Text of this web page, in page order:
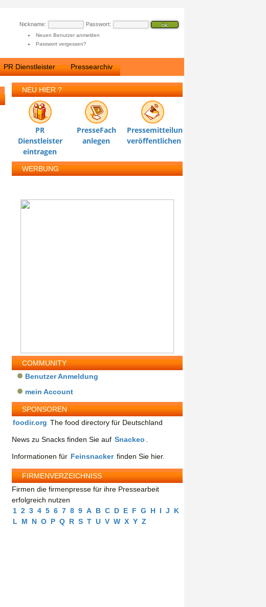
Nickname: Passwort:
Neuen Benutzer anmelden
Passwort vergessen?
PR Dienstleister Pressearchiv
NEU HIER ?
PR
Dienstleister
eintragen
PresseFach
anlegen
Pressemitteilung
veröffentlichen
WERBUNG
COMMUNITY
Benutzer Anmeldung
mein Account
SPONSOREN
foodir.org The food directory für Deutschland
News zu Snacks finden Sie auf Snackeo
Informationen für Feinsnacker finden Sie hier.
FIRMENVERZEICHNISS
Firmen die firmenpresse für ihre Pressearbeit
erfolgreich nutzen
1 2 3 4 5 6 7 8 9 A B C D E F G H I J
K
L
M N O P Q R S T U V W X Y Z